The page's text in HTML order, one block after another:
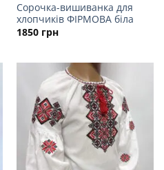
Сорочка-вишиванка для
хлопчиків ФІРМОВА біла
1850 грн